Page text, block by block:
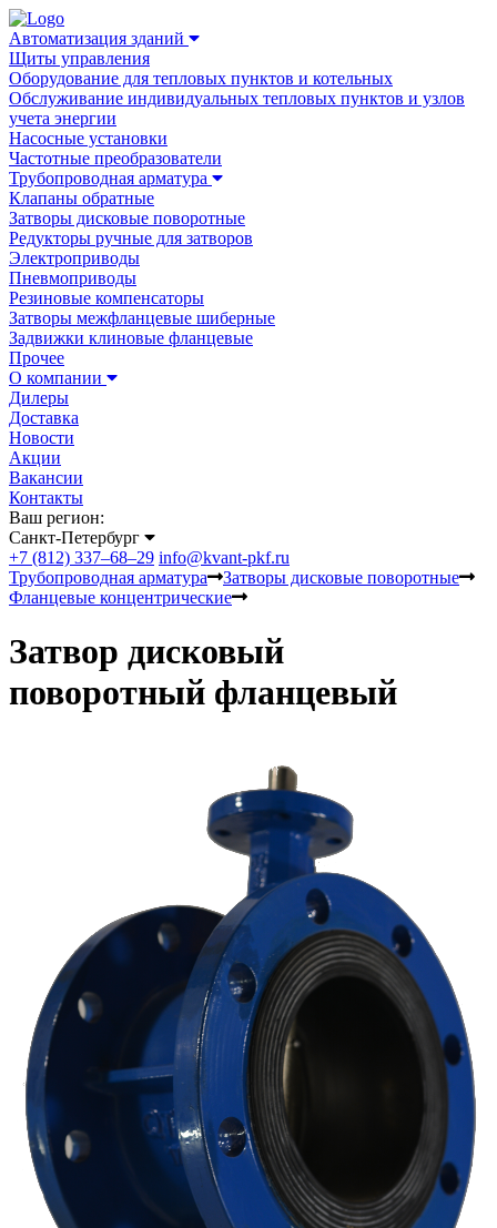
Автоматизация зданий
Щиты управления
Оборудование для тепловых пунктов и котельных
Обслуживание индивидуальных тепловых пунктов и узлов
учета энергии
Насосные установки
Частотные преобразователи
Трубопроводная арматура
Клапаны обратные
Затворы дисковые поворотные
Редукторы ручные для затворов
Электроприводы
Пневмоприводы
Резиновые компенсаторы
Затворы межфланцевые шиберные
Задвижки клиновые фланцевые
Прочее
О компании
Дилеры
Доставка
Новости
Акции
Вакансии
Контакты
Ваш регион:
Санкт-Петербург
+7 (812) 337–68–29 info@kvant-pkf.ru
Трубопроводная арматура
Затворы дисковые поворотные
Фланцевые концентрические
Затвор дисковый
поворотный фланцевый